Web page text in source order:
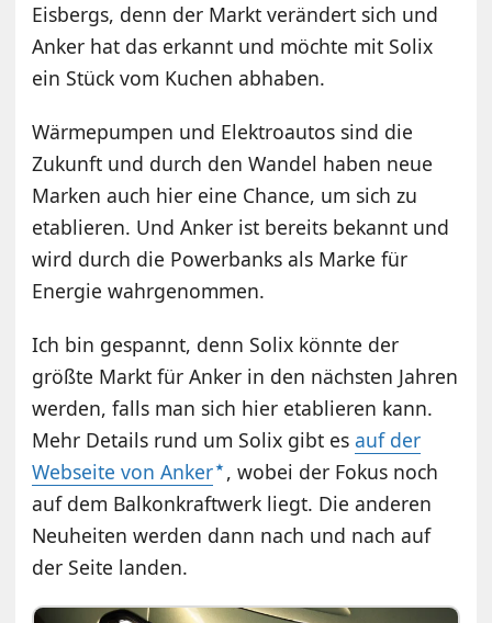
Eisbergs, denn der Markt verändert sich und
Anker hat das erkannt und möchte mit Solix
ein Stück vom Kuchen abhaben.
Wärmepumpen und Elektroautos sind die
Zukunft und durch den Wandel haben neue
Marken auch hier eine Chance, um sich zu
etablieren. Und Anker ist bereits bekannt und
wird durch die Powerbanks als Marke für
Energie wahrgenommen.
Ich bin gespannt, denn Solix könnte der
größte Markt für Anker in den nächsten Jahren
werden, falls man sich hier etablieren kann.
Mehr Details rund um Solix gibt esauf der
Webseite von Anker , wobei der Fokus noch
auf dem Balkonkraftwerk liegt. Die anderen
Neuheiten werden dann nach und nach auf
der Seite landen.